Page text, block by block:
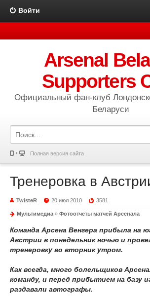
Войти
Arsenal
Supporters
Официальный фан-клуб
Беларуси
Полная версия сайта
Тренеровка в
TwisteR 20 июл 2010 3581
Мультимедиа » Фотоотчеты матчей Арсенала
Команда Арсена Венгера прибыла на
Австрии в понедельник ночью и
тренеровку во вторник утром.
Как всегда, много болельщиков
команду, и перед прибытием на базу
раздавали автографы.